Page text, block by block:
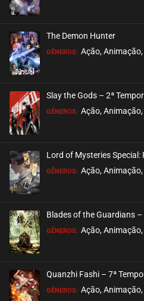
The Demon Hunter
GÊNEROS: Ação,
Slay the Gods – 2ª
GÊNEROS: Ação,
Lord of Mysteries Special:
GÊNEROS: Ação,
Blades of the Guardians –
GÊNEROS: Ação,
Quanzhi Fashi – 7ª
GÊNEROS: Ação,